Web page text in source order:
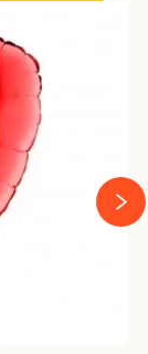
next